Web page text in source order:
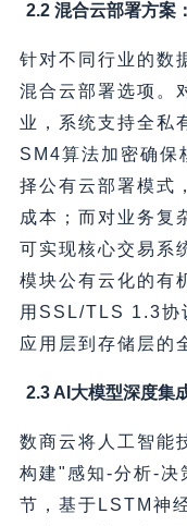
2.2 混合云部署方案
针对不同行业的数
混合云部署选项。
业，系统支持全私
SM4算法加密确保
择公有云部署模式
成本；而对业务复
可实现核心交易系
模块公有云化的有
用SSL/TLS 1.3协
应用层到存储层的
2.3 AI大模型深度集
数商云将人工智能
构建"感知-分析-决
节，基于LSTM神